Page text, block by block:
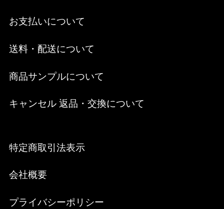
お支払いについて
送料・配送について
商品サンプルについて
キャンセル 返品・交換について
特定商取引法表示
会社概要
プライバシーポリシー